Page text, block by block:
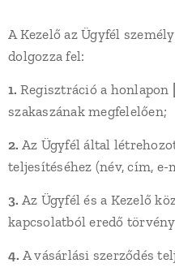
A Kezelő az Ügyfél
dolgozza fel:
1. Regisztráció a honlapon
szakaszának megfelelően;
2. Az Ügyfél által
teljesítéséhez (név, cím,
3. Az Ügyfél és a Kezelő
kapcsolatból eredő
4. A vásárlási szerződés